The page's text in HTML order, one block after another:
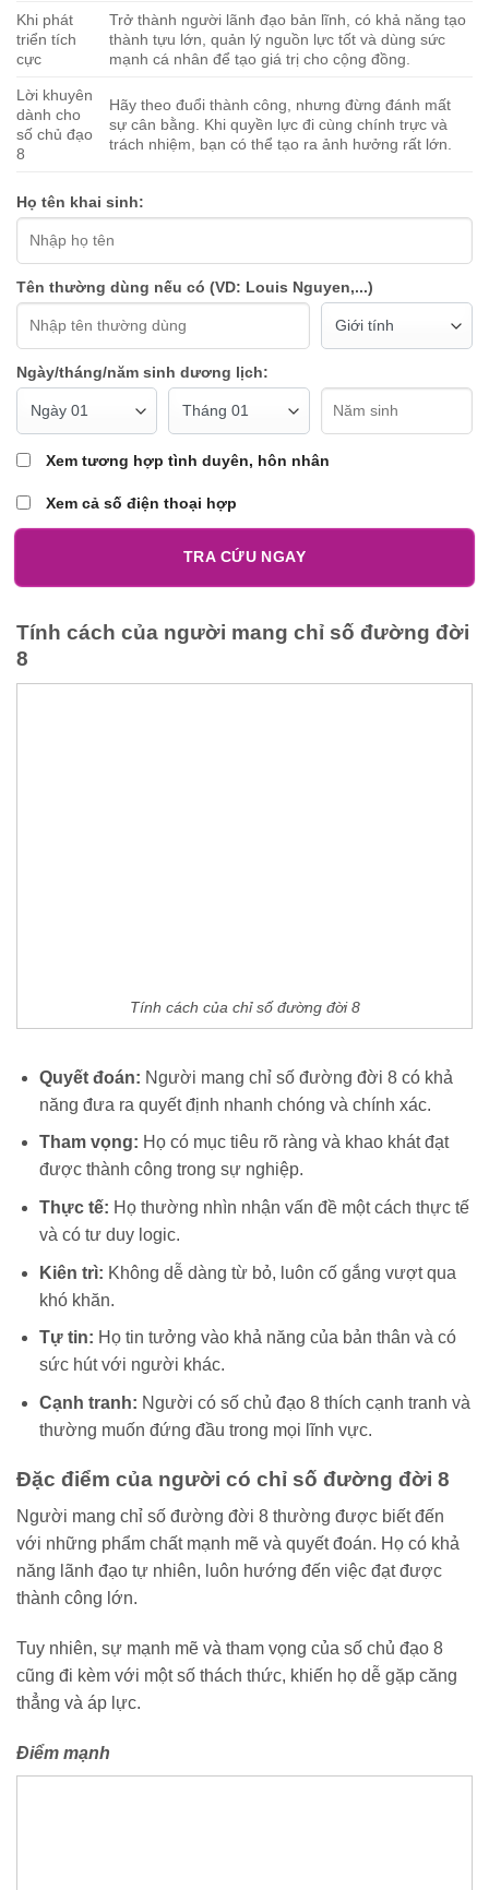
Khi phát
triển tích
cực
Trở thành người lãnh đạo bản lĩnh, có khả năng tạo
thành tựu lớn, quản lý nguồn lực tốt và dùng sức
mạnh cá nhân để tạo giá trị cho cộng đồng.
Lời khuyên
dành cho
số chủ đạo
8
Hãy theo đuổi thành công, nhưng đừng đánh mất
sự cân bằng. Khi quyền lực đi cùng chính trực và
trách nhiệm, bạn có thể tạo ra ảnh hưởng rất lớn.
Họ tên khai sinh:
Tên thường dùng nếu có (VD: Louis Nguyen,...)
Ngày/tháng/năm sinh dương lịch:
Xem tương hợp tình duyên, hôn nhân
Xem cả số điện thoại hợp
TRA CỨU NGAY
Tính cách của người mang chỉ số đường đời
8
Tính cách của chỉ số đường đời 8
Quyết đoán: Người mang chỉ số đường đời 8 có khả
năng đưa ra quyết định nhanh chóng và chính xác.
Tham vọng: Họ có mục tiêu rõ ràng và khao khát đạt
được thành công trong sự nghiệp.
Thực tế: Họ thường nhìn nhận vấn đề một cách thực tế
và có tư duy logic.
Kiên trì: Không dễ dàng từ bỏ, luôn cố gắng vượt qua
khó khăn.
Tự tin: Họ tin tưởng vào khả năng của bản thân và có
sức hút với người khác.
Cạnh tranh: Người có số chủ đạo 8 thích cạnh tranh và
thường muốn đứng đầu trong mọi lĩnh vực.
Đặc điểm của người có chỉ số đường đời 8
Người mang chỉ số đường đời 8 thường được biết đến
với những phẩm chất mạnh mẽ và quyết đoán. Họ có khả
năng lãnh đạo tự nhiên, luôn hướng đến việc đạt được
thành công lớn.
Tuy nhiên, sự mạnh mẽ và tham vọng của số chủ đạo 8
cũng đi kèm với một số thách thức, khiến họ dễ gặp căng
thẳng và áp lực.
Điểm mạnh